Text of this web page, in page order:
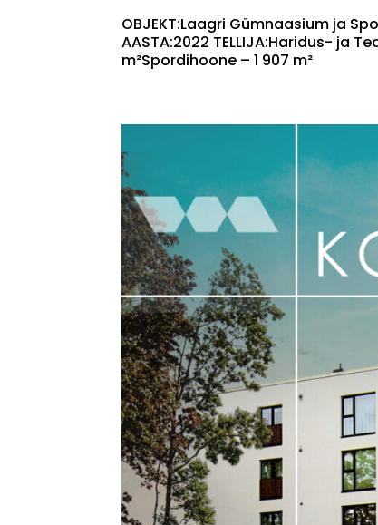
OBJEKT:Laagri Gümnaasium ja
AASTA:2022 TELLIJA:Haridus- ja
m²Spordihoone – 1 907 m²